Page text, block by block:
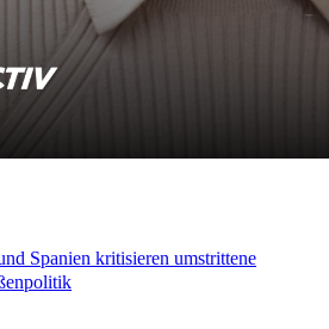
Spanien kritisieren umstrittene